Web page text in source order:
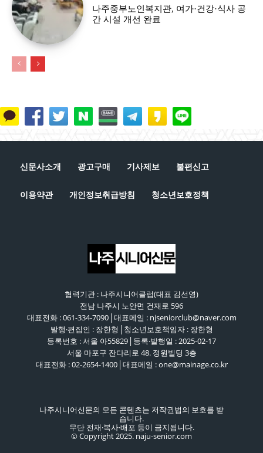
나주중부노인복지관, 여가·건강·식사 공
간 시설 개선 완료
신문사소개 광고구매 기사제보 불편신고
이용약관 개인정보취급방침 청소년보호정책
협력기관 : 나주시니어클럽(대표 김선영)
전남 나주시 노안면 건재로 596
대표전화 : 061-334-7090│대표메일 : njseniorclub@naver.com
발행·편집인 : 장한형│청소년보호책임자 : 장한형
등록번호 : 서울 아55829│등록·발행일 : 2025-02-17
서울 마포구 잔다리로 48. 정원빌딩 3층
대표전화 : 02-2654-1400│대표메일 : one@mainage.co.kr
나주시니어신문의 모든 콘텐츠는 저작권법의 보호를 받
습니다.
무단 전재·복사·배포 등이 금지됩니다.
© Copyright 2025. naju-senior.com